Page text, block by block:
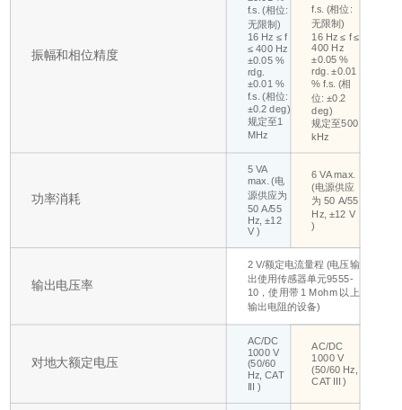
振幅和相位精度
f.s. (相位:
无限制)
16 Hz ≤ f
≤ 400 Hz
±0.05 %
rdg.
±0.01 %
f.s. (相位:
±0.2 deg)
规定至1
MHz
f.s. (相位:
无限制)
16 Hz ≤ f ≤
400 Hz
±0.05 %
rdg. ±0.01
% f.s. (相
位: ±0.2
deg)
规定至500
kHz
功率消耗
5 VA
max. (电
源供应为
50 A/55
Hz, ±12
V )
6 VA max.
(电源供应
为 50 A/55
Hz, ±12 V
)
输出电压率
2 V/额定电流量程 (电压输
出使用传感器单元9555-
10，使用带 1 Mohm 以上
输出电阻的设备)
对地大额定电压
AC/DC
1000 V
(50/60
Hz, CAT
III )
AC/DC
1000 V
(50/60 Hz,
CAT III )